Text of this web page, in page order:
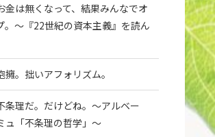
金は無くなって、結果みんなでオ
。～『22世紀の資本主義』を読ん
擁。拙いアフォリズム。
条理だ。だけどね。～アルベー
ュ「不条理の哲学」～